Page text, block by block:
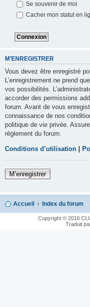
Se souvenir de moi
Cacher mon statut en
M’ENREGISTRER
Vous devez être enregistré
L’enregistrement ne prend
vos possibilités.
accorder des permissions
forum. Avant de vous
connaissance de nos
politique de vie privée.
règlement du forum.
Conditions d’utilisation
M’enregistrer
Accueil Index du forum
Copyright © 2016
Traduit